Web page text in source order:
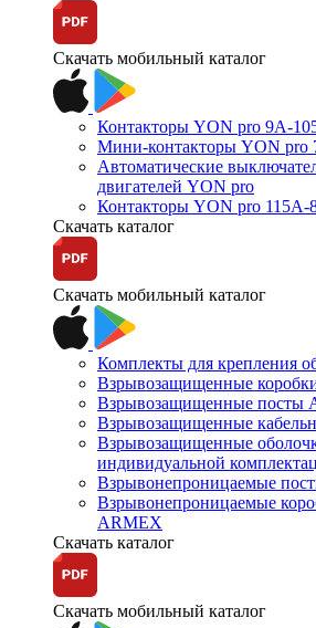
Скачать мобильный каталог
Контакторы YON pro 9А-
Мини-контакторы YON pro
Автоматические
двигателей YON pro
Контакторы YON pro 115А-
Скачать каталог
Скачать мобильный каталог
Комплекты для крепления
Взрывозащищенные
Взрывозащищенные посты
Взрывозащищенные
Взрывозащищенные
индивидуальной
Взрывонепроницаемые
Взрывонепроницаемые
ARMEX
Скачать каталог
Скачать мобильный каталог